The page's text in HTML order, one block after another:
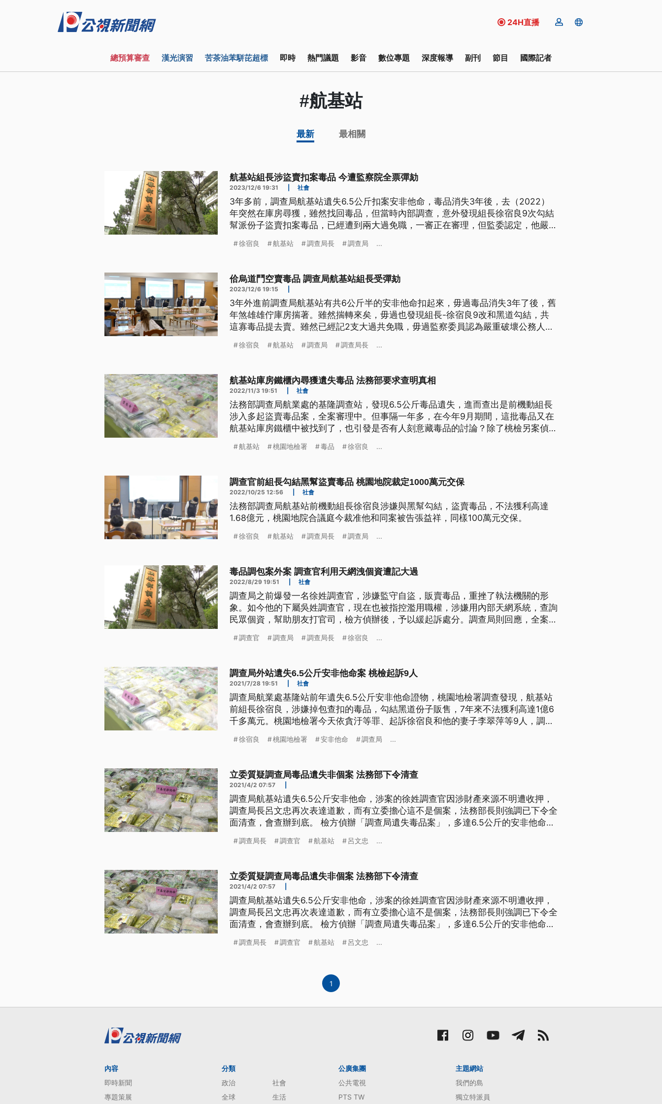
24H直播
總預算審查 漢光演習 苦茶油苯駢芘超標 即時 熱門議題 影音 數位專題 深度報導 副刊 節目 國際記者
#航基站
最新 最相關
航基站組長涉盜賣扣案毒品 今遭監察院全票彈劾
2023/12/6 19:31 社會
3年多前，調查局航基站遺失6.5公斤扣案安非他命，毒品消失3年後，去（2022）
年突然在庫房尋獲，雖然找回毒品，但當時內部調查，意外發現組長徐宿良9次勾結
幫派份子盜賣扣案毒品，已經遭到兩大過免職，一審正在審理，但監委認定，他嚴重
重大，全票通過彈劾。
徐宿良 航基站 調查局長 調查局 ...
佮烏道鬥空賣毒品 調查局航基站組長受彈劾
2023/12/6 19:15
3年外進前調查局航基站有共6公斤半的安非他命扣起來，毋過毒品消失3年了後，舊
年煞雄雄佇庫房揣著。雖然揣轉來矣，毋過也發現組長-徐宿良9改和黑道勾結，共
這寡毒品提去賣。雖然已經記2支大過共免職，毋過監察委員認為嚴重破壞公務人員
臺語文。）
徐宿良 航基站 調查局 調查局長 ...
航基站庫房鐵櫃內尋獲遺失毒品 法務部要求查明真相
2022/11/3 19:51 社會
法務部調查局航業處的基隆調查站，發現6.5公斤毒品遺失，進而查出是前機動組長
涉入多起盜賣毒品案，全案審理中。但事隔一年多，在今年9月期間，這批毒品又在
航基站庫房鐵櫃中被找到了，也引發是否有人刻意藏毒品的討論？除了桃檢另案偵查
航基站 桃園地檢署 毒品 徐宿良 ...
調查官前組長勾結黑幫盜賣毒品 桃園地院裁定1000萬元交保
2022/10/25 12:56 社會
法務部調查局航基站前機動組長徐宿良涉嫌與黑幫勾結，盜賣毒品，不法獲利高達
1.68億元，桃園地院合議庭今裁准他和同案被告張益祥，同樣100萬元交保。
徐宿良 航基站 調查局長 調查局 ...
毒品調包案外案 調查官利用天網洩個資遭記大過
2022/8/29 19:51 社會
調查局之前爆發一名徐姓調查官，涉嫌監守自盜，販賣毒品，重挫了執法機關的形
象。如今他的下屬吳姓調查官，現在也被指控濫用職權，涉嫌用內部天網系統，查詢
民眾個資，幫助朋友打官司，檢方偵辦後，予以緩起訴處分。調查局則回應，全案是
調查官 調查局 調查局長 徐宿良 ...
調查局外站遺失6.5公斤安非他命案 桃檢起訴9人
2021/7/28 19:51 社會
調查局航業處基隆站前年遺失6.5公斤安非他命證物，桃園地檢署調查發現，航基站
前組長徐宿良，涉嫌掉包查扣的毒品，勾結黑道份子販售，7年來不法獲利高達1億6
千多萬元。桃園地檢署今天依貪汙等罪、起訴徐宿良和他的妻子李翠萍等9人，調查
徐宿良 桃園地檢署 安非他命 調查局 ...
立委質疑調查局毒品遺失非個案 法務部下令清查
2021/4/2 07:57
調查局航基站遺失6.5公斤安非他命，涉案的徐姓調查官因涉財產來源不明遭收押，
調查局長呂文忠再次表達道歉，而有立委擔心這不是個案，法務部長則強調已下令全
面清查，會查辦到底。 檢方偵辦「調查局遺失毒品案」，多達6.5公斤的安非他命不
延燒，調查局長呂文忠1日到立法院接受質詢前，再度致歉。 調查局長呂文忠說：
調查局長 調查官 航基站 呂文忠 ...
立委質疑調查局毒品遺失非個案 法務部下令清查
2021/4/2 07:57
調查局航基站遺失6.5公斤安非他命，涉案的徐姓調查官因涉財產來源不明遭收押，
調查局長呂文忠再次表達道歉，而有立委擔心這不是個案，法務部長則強調已下令全
面清查，會查辦到底。 檢方偵辦「調查局遺失毒品案」，多達6.5公斤的安非他命不
延燒，調查局長呂文忠1日到立法院接受質詢前，再度致歉。 調查局長呂文忠說：
調查局長 調查官 航基站 呂文忠 ...
1
內容
即時新聞
專題策展
分類
政治
社會
全球
生活
公廣集團
公共電視
PTS TW
主題網站
我們的島
獨立特派員